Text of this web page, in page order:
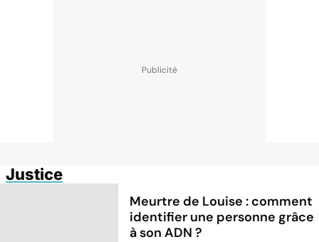
Justice
Meurtre de Louise : comment
identifier une personne grâce
à son ADN ?